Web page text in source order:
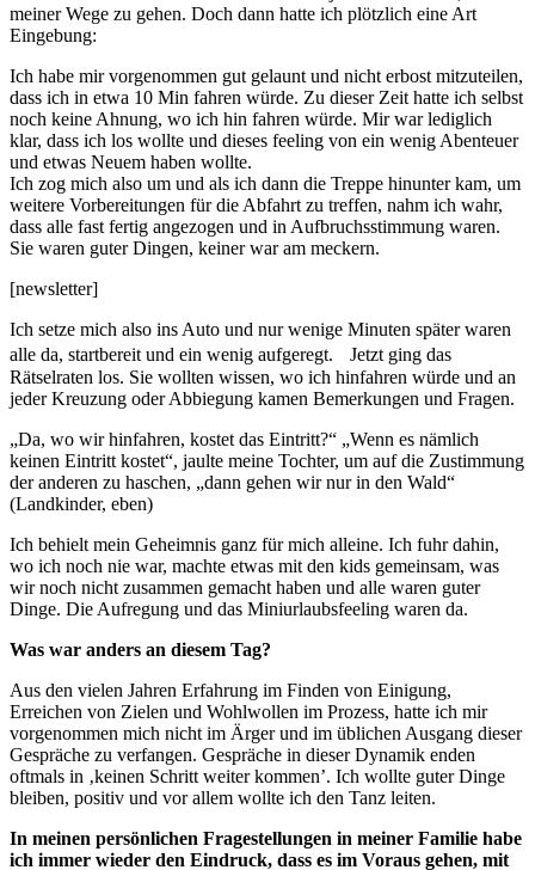
meiner Wege zu gehen. Doch dann hatte ich plötzlich eine Art
Eingebung:
Ich habe mir vorgenommen gut gelaunt und nicht erbost mitzuteilen,
dass ich in etwa 10 Min fahren würde. Zu dieser Zeit hatte ich selbst
noch keine Ahnung, wo ich hin fahren würde. Mir war lediglich
klar, dass ich los wollte und dieses feeling von ein wenig Abenteuer
und etwas Neuem haben wollte.
Ich zog mich also um und als ich dann die Treppe hinunter kam, um
weitere Vorbereitungen für die Abfahrt zu treffen, nahm ich wahr,
dass alle fast fertig angezogen und in Aufbruchsstimmung waren.
Sie waren guter Dingen, keiner war am meckern.
[newsletter]
Ich setze mich also ins Auto und nur wenige Minuten später waren
alle da, startbereit und ein wenig aufgeregt. Jetzt ging das
Rätselraten los. Sie wollten wissen, wo ich hinfahren würde und an
jeder Kreuzung oder Abbiegung kamen Bemerkungen und Fragen.
„Da, wo wir hinfahren, kostet das Eintritt?“ „Wenn es nämlich
keinen Eintritt kostet“, jaulte meine Tochter, um auf die Zustimmung
der anderen zu haschen, „dann gehen wir nur in den Wald“
(Landkinder, eben)
Ich behielt mein Geheimnis ganz für mich alleine. Ich fuhr dahin,
wo ich noch nie war, machte etwas mit den kids gemeinsam, was
wir noch nicht zusammen gemacht haben und alle waren guter
Dinge. Die Aufregung und das Miniurlaubsfeeling waren da.
Was war anders an diesem Tag?
Aus den vielen Jahren Erfahrung im Finden von Einigung,
Erreichen von Zielen und Wohlwollen im Prozess, hatte ich mir
vorgenommen mich nicht im Ärger und im üblichen Ausgang dieser
Gespräche zu verfangen. Gespräche in dieser Dynamik enden
oftmals in ‚keinen Schritt weiter kommen’. Ich wollte guter Dinge
bleiben, positiv und vor allem wollte ich den Tanz leiten.
In meinen persönlichen Fragestellungen in meiner Familie habe
ich immer wieder den Eindruck, dass es im Voraus gehen, mit